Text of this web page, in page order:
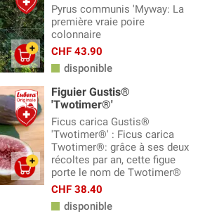
Pyrus communis 'Myway: La
première vraie poire
colonnaire
CHF 43.90
disponible
Figuier Gustis®
'Twotimer®'
Ficus carica Gustis®
'Twotimer®' : Ficus carica
Twotimer®: grâce à ses deux
récoltes par an, cette figue
porte le nom de Twotimer®
CHF 38.40
disponible